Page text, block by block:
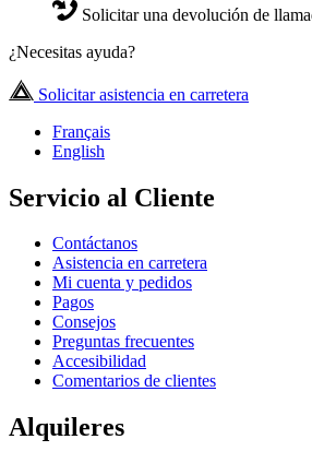
Solicitar una devolución de
¿Necesitas ayuda?
Solicitar asistencia en carretera
Français
English
Servicio al Cliente
Contáctanos
Asistencia en carretera
Mi cuenta y pedidos
Pagos
Consejos
Preguntas frecuentes
Accesibilidad
Comentarios de clientes
Alquileres